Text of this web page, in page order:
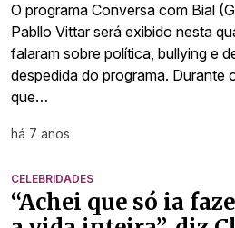
O programa Conversa com Bial
Pabllo Vittar será exibido nesta
falaram sobre política, bullying e
despedida do programa. Durante
que…
há 7 anos
CELEBRIDADES
“Achei que só ia